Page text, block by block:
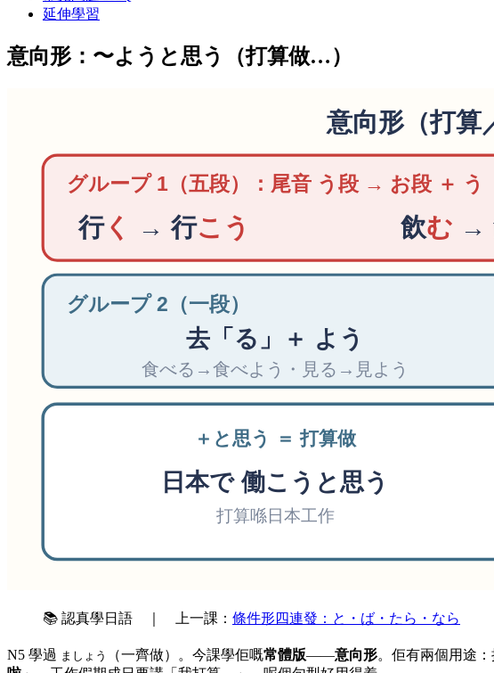
延伸學習
意向形：〜ようと思う（打算做…）
📚 認真學日語 ｜ 上一課： 條件形四連發：と・ば・たら・なら
N5 學過 ましょう （一齊做）。今課學佢嘅常體版——意向形。佢有兩個用途